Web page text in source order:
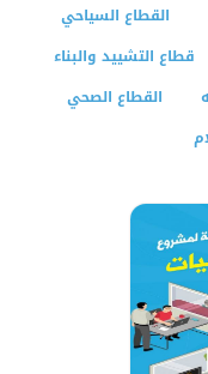
القطاع السياحي
قطاع التشييد والبناء
القطاع الصحي